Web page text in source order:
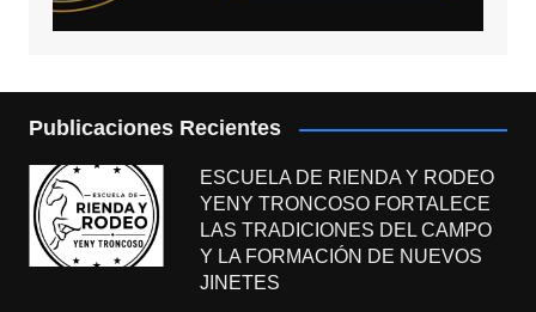
Publicaciones Recientes
ESCUELA DE RIENDA Y RODEO
YENY TRONCOSO FORTALECE
LAS TRADICIONES DEL CAMPO
Y LA FORMACIÓN DE NUEVOS
JINETES